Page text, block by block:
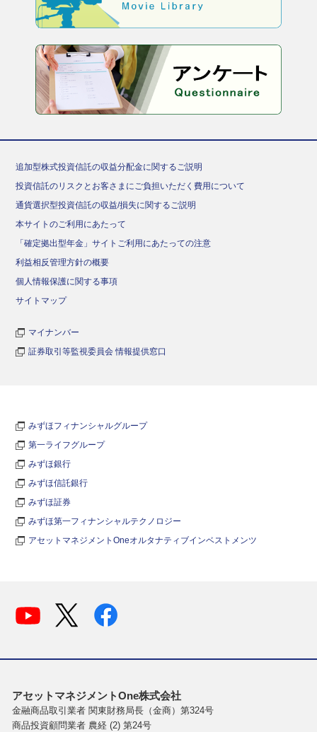
追加型株式投資信託の収益分配金に関するご説明
投資信託のリスクとお客さまにご負担いただく費用について
通貨選択型投資信託の収益/損失に関するご説明
本サイトのご利用にあたって
「確定拠出型年金」サイトご利用にあたっての注意
利益相反管理方針の概要
個人情報保護に関する事項
サイトマップ
マイナンバー
証券取引等監視委員会 情報提供窓口
みずほフィナンシャルグループ
第一ライフグループ
みずほ銀行
みずほ信託銀行
みずほ証券
みずほ第一フィナンシャルテクノロジー
アセットマネジメントOneオルタナティブインベストメンツ
アセットマネジメントOne株式会社
金融商品取引業者 関東財務局長（金商）第324号
商品投資顧問業者 農経 (2) 第24号